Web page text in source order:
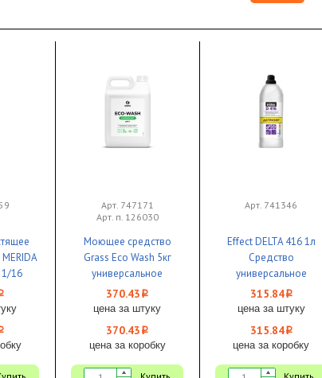
1/16
Арт. 747171
Арт. п. 126030
Моющее средство
Grass Eco Wash 5кг
универсальное
низкопенное для
любых поверхностей
370.43 i
цена за штуку
370.43 i
цена за коробку
Арт. 741346
Effect DELTA 416 1л
Средство
универсальное
дегризер 1/6
315.84i
цена за штуку
315.84i
цена за коробку